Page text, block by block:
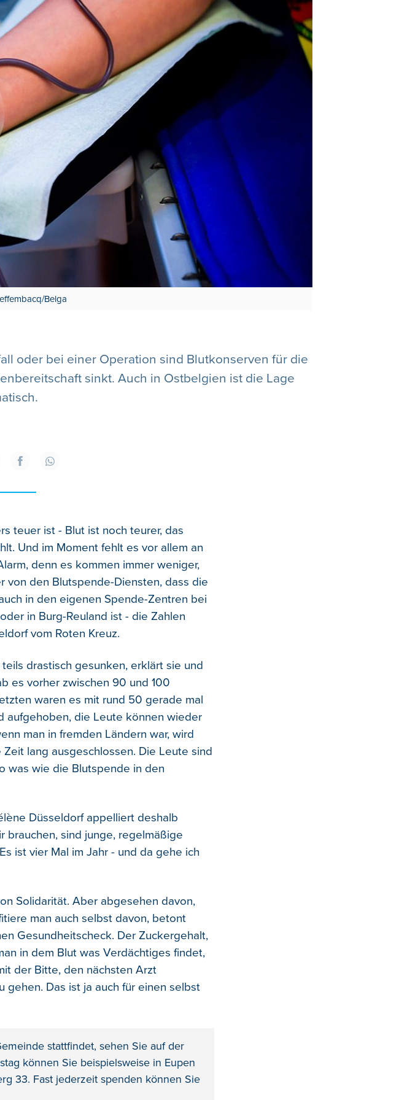
Belga
oder bei einer Operation sind Blutkonserven für die
sinkt. Auch in Ostbelgien ist die Lage
teuer ist - Blut ist noch teurer, das
Und im Moment fehlt es vor allem an
denn es kommen immer weniger,
von den Blutspende-Diensten, dass die
in den eigenen Spende-Zentren bei
in Burg-Reuland ist - die Zahlen
vom Roten Kreuz.
drastisch gesunken, erklärt sie und
es vorher zwischen 90 und 100
waren es mit rund 50 gerade mal
aufgehoben, die Leute können wieder
man in fremden Ländern war, wird
lang ausgeschlossen. Die Leute sind
was wie die Blutspende in den
Düsseldorf appelliert deshalb
brauchen, sind junge, regelmäßige
ist vier Mal im Jahr - und da gehe ich
Solidarität. Aber abgesehen davon,
man auch selbst davon, betont
Gesundheitscheck. Der Zuckergehalt,
in dem Blut was Verdächtiges findet,
der Bitte, den nächsten Arzt
gehen. Das ist ja auch für einen selbst
stattfindet, sehen Sie auf der
können Sie beispielsweise in Eupen
33. Fast jederzeit spenden können Sie